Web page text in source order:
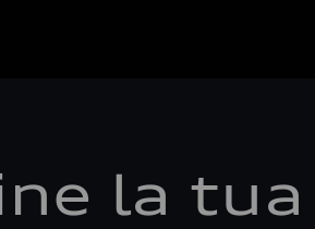
la